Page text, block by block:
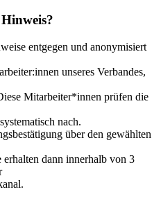
entgegen und anonymisiert
unseres Verbandes,
Mitarbeiter*innen prüfen die
nach.
über den gewählten
dann innerhalb von 3